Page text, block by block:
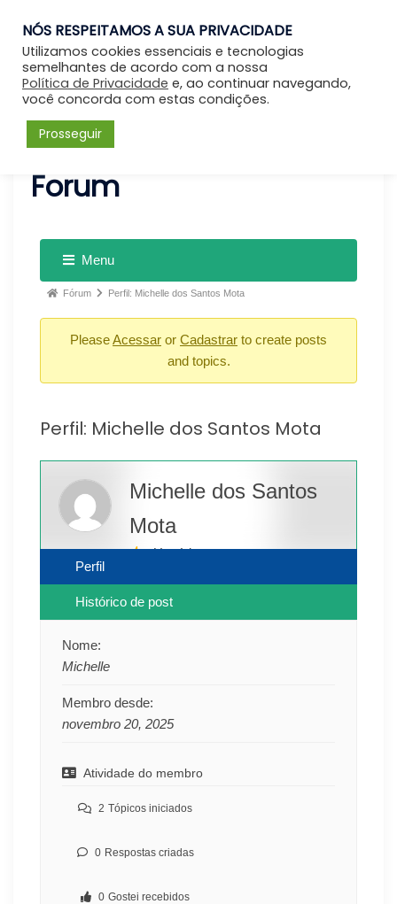
Entrar
Forum
Menu
Fórum Perfil: Michelle dos Santos Mota
PleaseAcessar or Cadastrar to create posts
and topics.
Perfil: Michelle dos Santos Mota
Michelle dos Santos
Mota
Usuário
Perfil
Histórico de post
Nome:
Michelle
Membro desde:
novembro 20, 2025
Atividade do membro
2 Tópicos iniciados
0 Respostas criadas
0 Gostei recebidos
NÓS RESPEITAMOS A SUA PRIVACIDADE
Utilizamos cookies essenciais e tecnologias
semelhantes de acordo com a nossa
Política de Privacidade e, ao continuar navegando,
você concorda com estas condições.
Prosseguir